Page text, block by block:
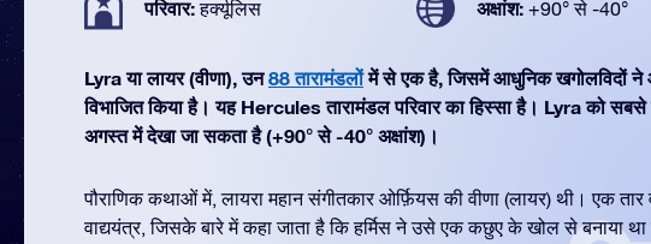
परिवार:हर्क्यूलिस अक्षांश: +90° से -40°
Lyra या लायर (वीणा), उन88 तारामंडलोंमें से एक है, जिसमें आधुनिक खगोलविदों
विभाजित किया है। यह Hercules तारामंडल परिवार का हिस्सा है। Lyra को सबसे
अगस्त में देखा जा सकता है (+90° से -40° अक्षांश)।
पौराणिक कथाओं में, लायरा महान संगीतकार ओर्फ़ियस की वीणा (लायर) थी। एक तार
वाद्ययंत्र, जिसके बारे में कहा जाता है कि हर्मिस ने उसे एक कछुए के खोल से बनाया